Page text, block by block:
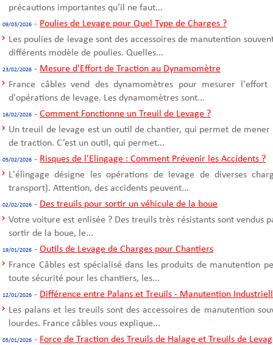
précautions importantes qu’il ne faut...
09/03/2026 - Poulies de Levage pour Quel Type de Charges ?
Les poulies de levage sont des accessoires de manutention
différents modèle de poulies. Quelles...
23/02/2026 - Mesure d'Effort de Traction au Dynamomètre
France câbles vend des dynamomètres pour mesurer
d'opérations de levage. Les dynamomètres sont...
16/02/2026 - Comment Fonctionne un Treuil de Levage ?
Un treuil de levage est un outil de chantier, qui permet de
de traction. C’est un outil, qui permet...
05/02/2026 - Risques de l'Elingage : Comment Prévenir les Accidents ?
L'élingage désigne les opérations de levage de diverses
transport). Attention, des accidents peuvent...
02/02/2026 - Des treuils pour sortir un véhicule de la boue
Votre voiture est enlisée ? Des treuils très résistants sont vendus
sortir de la boue, le...
19/01/2026 - Outils de Levage de Charges pour Chantiers
France Câbles est spécialisé dans les produits de manutention
toute sécurité pour les chantiers, les...
12/01/2026 - Différence entre Palans et Treuils - Manutention
Les palans et les treuils sont des accessoires de manutention
lourdes. France câbles vous explique...
05/01/2026 - Force de Traction des Treuils de Halage et Treuils de